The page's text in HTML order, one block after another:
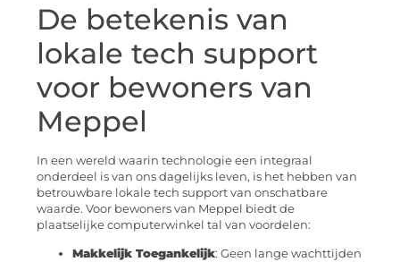
De betekenis van
lokale tech support
voor bewoners van
Meppel
In een wereld waarin technologie een integraal
onderdeel is van ons dagelijks leven, is het hebben van
betrouwbare lokale tech support van onschatbare
waarde. Voor bewoners van Meppel biedt de
plaatselijke computerwinkel tal van voordelen:
Makkelijk Toegankelijk: Geen lange wachttijden